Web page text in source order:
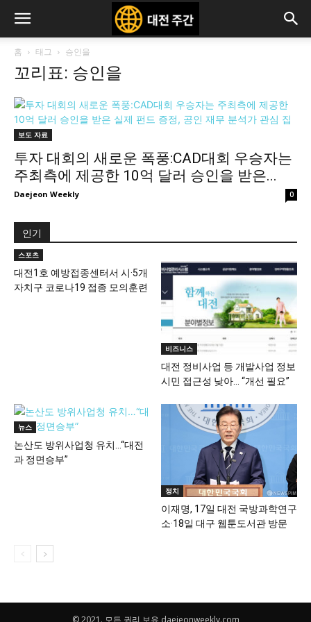
홈 태그 승인을
꼬리표: 승인을
보도 자료
투자 대회의 새로운 폭풍:CAD대회 우승자는
주최측에 제공한 10억 달러 승인을 받은...
Daejeon Weekly 0
인기
스포츠
대전1호 예방접종센터서 시·5개
자치구 코로나19 접종 모의훈련
비즈니스
대전 정비사업 등 개발사업 정보
시민 접근성 낮아… “개선 필요”
뉴스
논산도 방위사업청 유치…“대전
과 정면승부”
정치
이재명, 17일 대전 국방과학연구
소·18일 대구 웹툰도서관 방문
© 2021. 모든 권리 보유 daejeonweekly.com